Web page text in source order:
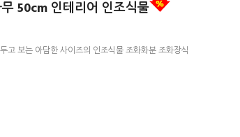
50cm 인테리어 인조식물
고 보는 아담한 사이즈의 인조식물 조화화분 조화장식